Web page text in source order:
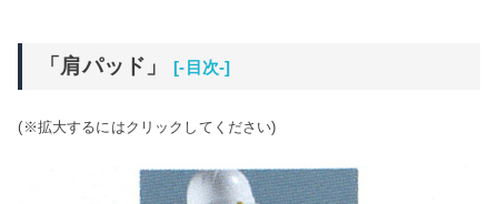
「肩パッド」 [-目次-]
(※拡大するにはクリックしてください)